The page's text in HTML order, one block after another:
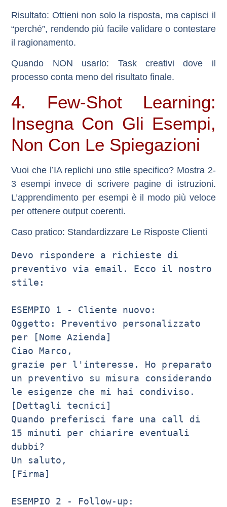
Risultato: Ottieni non solo la risposta, ma capisci il
“perché”, rendendo più facile validare o contestare
il ragionamento.
Quando NON usarlo: Task creativi dove il
processo conta meno del risultato finale.
4. Few-Shot Learning:
Insegna Con Gli Esempi,
Non Con Le Spiegazioni
Vuoi che l’IA replichi uno stile specifico? Mostra 2-
3 esempi invece di scrivere pagine di istruzioni.
L’apprendimento per esempi è il modo più veloce
per ottenere output coerenti.
Caso pratico: Standardizzare Le Risposte Clienti
Devo rispondere a richieste di
preventivo via email. Ecco il nostro
stile:
ESEMPIO 1 - Cliente nuovo:
Oggetto: Preventivo personalizzato
per [Nome Azienda]
Ciao Marco,
grazie per l'interesse. Ho preparato
un preventivo su misura considerando
le esigenze che mi hai condiviso.
[Dettagli tecnici]
Quando preferisci fare una call di
15 minuti per chiarire eventuali
dubbi?
Un saluto,
[Firma]
ESEMPIO 2 - Follow-up: